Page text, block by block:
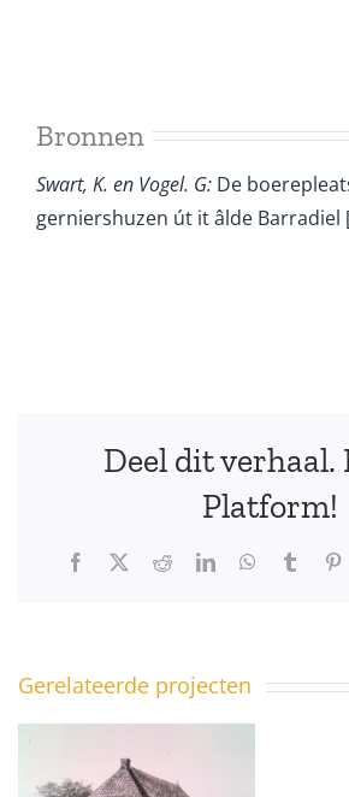
Bronnen
Swart, K. en Vogel. G:De
gerniershuzen út it âlde Barradiel
Deel dit verhaal.
Platform!
Facebook
X RedditLinkedInWhatsApp
Tumblr
Gerelateerde projecten